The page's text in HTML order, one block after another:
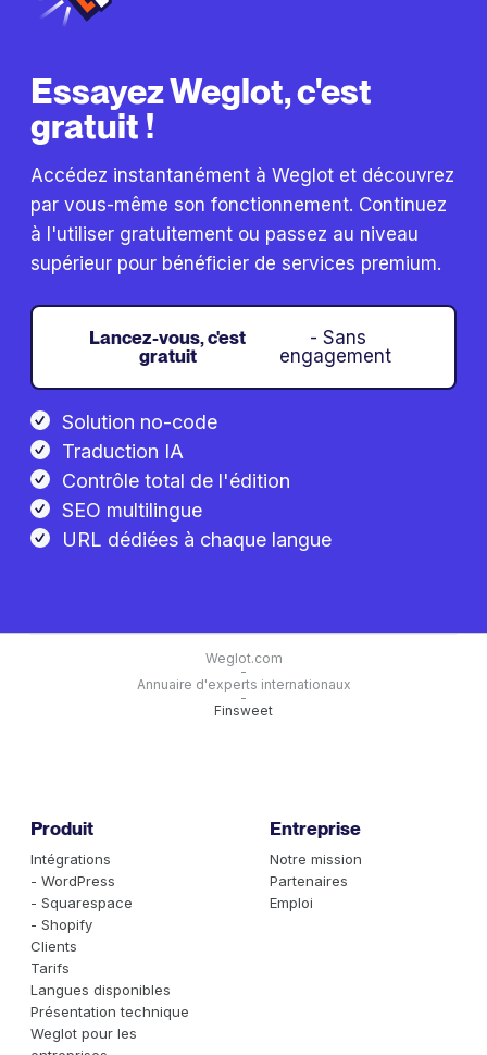
Essayez Weglot, c'est
gratuit !
Accédez instantanément à Weglot et découvrez
par vous-même son fonctionnement. Continuez
à l'utiliser gratuitement ou passez au niveau
supérieur pour bénéficier de services premium.
Lancez-vous, c'est
gratuit
- Sans
engagement
Solution no-code
Traduction IA
Contrôle total de l'édition
SEO multilingue
URL dédiées à chaque langue
Weglot.com
-
Annuaire d'experts internationaux
-
Finsweet
Produit
Intégrations
- WordPress
- Squarespace
- Shopify
Clients
Tarifs
Langues disponibles
Présentation technique
Weglot pour les
Entreprise
Notre mission
Partenaires
Emploi